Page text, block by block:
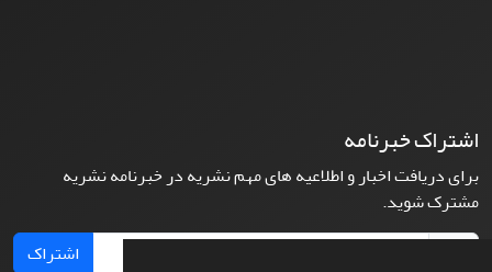
اشتراک خبرنامه
برای دریافت اخبار و اطلاعیه های مهم نشریه در خبرنامه نشریه
مشترک شوید.
اشتراک